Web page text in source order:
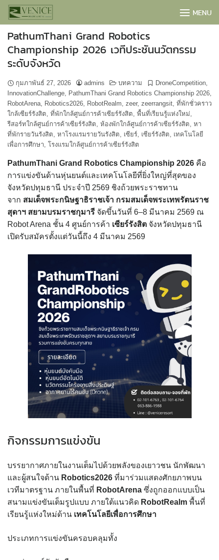
Skip
content
BOOK NOW
MENU
PathumThani Grand Robotics
Championship 2026 เวทีประชันนวัตกรรม
ระดับจังหวัด
กุมภาพันธ์ 27, 2026 admins บทความ DroneCompetition,
InnovationChallenge, PathumThani Grand Robotics Championship 2026,
RobotArena, Robotics2026, RobotRealm, zeer, zeerrangsit, ที่พักชั่วคราว
ใกล้เซียร์รังสิต, ที่พักใกล้ศูนย์การค้าเซียร์รังสิต, พื้นที่เรียนรู้แห่งใหม่,
รีสอร์ทใกล้ศูนย์การค้าเซียร์รังสิต, ห้องพักใกล้ศูนย์การค้าเซียร์รังสิต, หา
ที่พักรายวันรังสิต, หาโรงแรมรายวันรังสิต, เซียร์, เซียร์รังสิต, เทคโนโลยี
เพื่อการศึกษา, โรงแรมใกล้ศูนย์การค้าเซียร์รังสิต
PathumThani Grand Robotics Championship 2026 คือ
การแข่งขันด้านหุ่นยนต์และเทคโนโลยีที่ยิ่งใหญ่ที่สุดของ
จังหวัดปทุมธานี ประจำปี 2569 ชิงถ้วยพระราชทาน
จาก สมเด็จพระกนิษฐาธิราชเจ้า กรมสมเด็จพระเทพรัตนราช
สุดาฯ สยามบรมราชกุมารี จัดขึ้นวันที่ 6–8 มีนาคม 2569 ณ
Robot Arena ชั้น 4 ศูนย์การค้า เซียร์รังสิต จังหวัดปทุมธานี
เปิดรับสมัครตั้งแต่วันนี้ถึง 4 มีนาคม 2569
กิจกรรมการแข่งขัน
บรรยากาศภายในงานเต็มไปด้วยพลังของเยาวชน นักพัฒนา
และผู้สนใจด้าน Robotics2026 ที่มาร่วมแสดงศักยภาพบน
เวทีมาตรฐาน ภายในพื้นที่ RobotArena ซึ่งถูกออกแบบเป็น
สนามแข่งขันเต็มรูปแบบ ภายใต้แนวคิด RobotRealm พื้นที่
เรียนรู้แห่งใหม่ด้าน เทคโนโลยีเพื่อการศึกษา
ประเภทการแข่งขันครอบคลุมทั้ง